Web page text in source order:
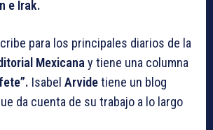
e Irak.
para los principales diarios de la
Mexicana y tiene una columna
Isabel Arvidetiene un blog
da cuenta de su trabajo a lo largo